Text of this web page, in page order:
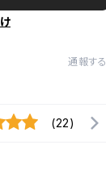
通報する
(22)